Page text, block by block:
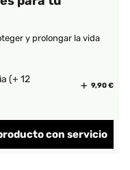
y prolongar la vida
(+ 12
9,90 €
con servicio